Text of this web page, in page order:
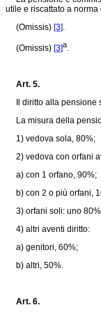
utile e riscattato a
(Omissis) [3].
(Omissis) [3]a.
Art. 5.
Il diritto alla pensione
La misura della
1) vedova sola, 80%;
2) vedova con orfani
a) con 1 orfano, 90%;
b) con 2 o più orfani,
3) orfani soli: uno
4) altri aventi diritto:
a) genitori, 60%;
b) altri, 50%.
Art. 6.